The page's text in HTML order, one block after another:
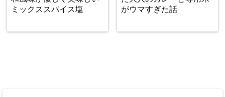
ミックススパイス塩
がウマすぎた話